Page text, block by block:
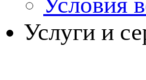
Услуги и